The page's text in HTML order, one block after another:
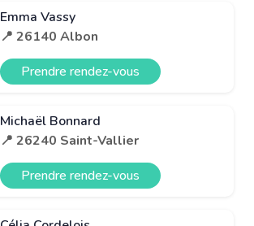
Emma Vassy
📍 26140 Albon
Prendre rendez-vous
Michaël Bonnard
📍 26240 Saint-Vallier
Prendre rendez-vous